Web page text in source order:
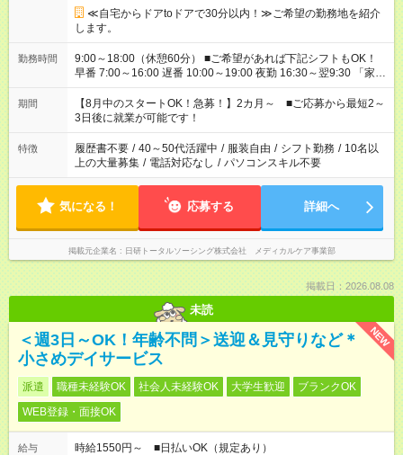
≪自宅からドアtoドアで30分以内！≫ご希望の勤務地を紹介
します。
勤務時間
9:00～18:00（休憩60分） ■ご希望があれば下記シフトもOK！
早番 7:00～16:00 遅番 10:00～19:00 夜勤 16:30～翌9:30 「家族
と休みを合わせたい」 「余裕を持って夕飯の準備がしたい」
「できれば残業はしたくない」 など、ご希望を教えてください
ね。 ※Wワーク希望の方へ 今ご覧のお仕事で希望する勤務時間
と、もう1つのお仕事の勤務時間。 合計で週40時間を超える場
合は応募できません。
期間
【8月中のスタートOK！急募！】2カ月～ ■ご応募から最短2～
3日後に就業が可能です！
特徴 履歴書不要 / 40～50代活躍中 / 服装自由 / シフト勤務 / 10名以
上の大量募集 / 電話対応なし / パソコンスキル不要
気になる！ 応募する 詳細へ
掲載元企業名 日研トータルソーシング株式会社 メディカルケア事業部
掲載日：2026.08.08
未読
NEW
＜週3日～OK！年齢不問＞送迎＆見守りなど＊
小さめデイサービス
派遣 職種未経験OK 社会人未経験OK 大学生歓迎
ブランクOK
WEB登録・面接OK
給与
時給1550円～ ■日払いOK（規定あり）